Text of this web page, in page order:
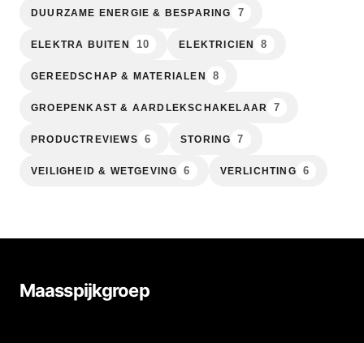
DUURZAME ENERGIE & BESPARING 7
ELEKTRA BUITEN 10 ELEKTRICIEN 8
GEREEDSCHAP & MATERIALEN 8
GROEPENKAST & AARDLEKSCHAKELAAR 7
PRODUCTREVIEWS 6 STORING 7
VEILIGHEID & WETGEVING 6 VERLICHTING 6
Maasspijkgroep